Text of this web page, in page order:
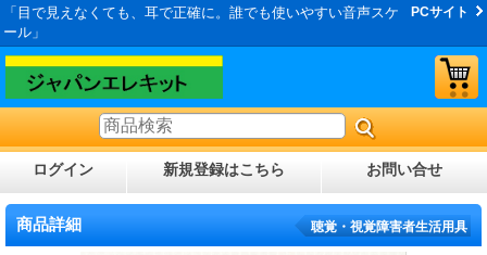
「目で見えなくても、耳で正確に。誰でも使いやすい音声スケ
ール」
PCサイト
ログイン 新規登録はこちら お問い合せ
商品詳細 聴覚・視覚障害者生活用具